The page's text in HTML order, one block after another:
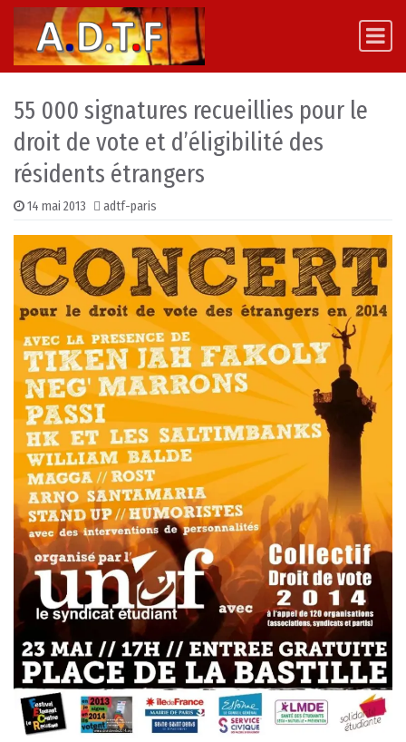
Skip to content
Main Navigation
55 000 signatures recueillies pour le
droit de vote et d’éligibilité des
résidents étrangers
14 mai 2013 adtf-paris